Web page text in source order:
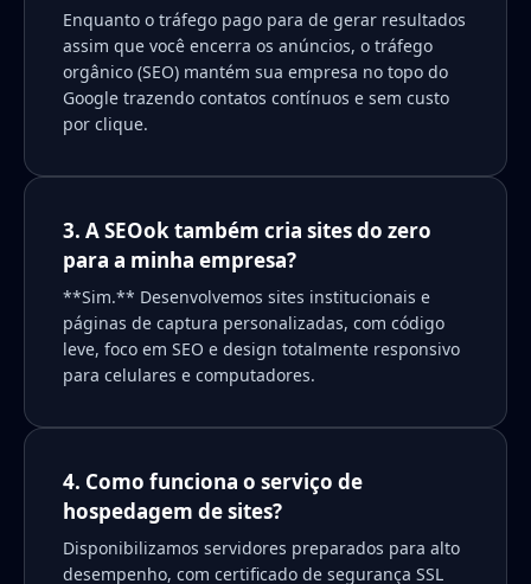
Enquanto o tráfego pago para de gerar resultados
assim que você encerra os anúncios, o tráfego
orgânico (SEO) mantém sua empresa no topo do
Google trazendo contatos contínuos e sem custo
por clique.
3. A SEOok também cria sites do zero
para a minha empresa?
**Sim.** Desenvolvemos sites institucionais e
páginas de captura personalizadas, com código
leve, foco em SEO e design totalmente responsivo
para celulares e computadores.
4. Como funciona o serviço de
hospedagem de sites?
Disponibilizamos servidores preparados para alto
desempenho, com certificado de segurança SSL